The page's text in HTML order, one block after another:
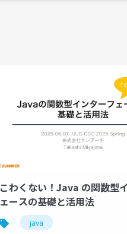
こわくない！Java の関数型
ェースの基礎と活用法
java